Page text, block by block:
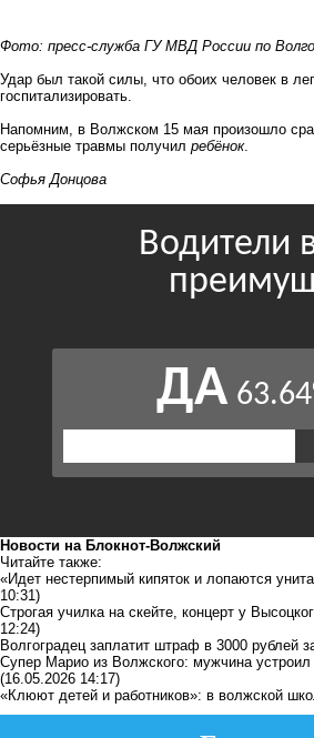
Фото: пресс-служба ГУ МВД России по
Удар был такой силы, что обоих человек в
госпитализировать.
Напомним, в Волжском 15 мая произошло
серьёзные травмы получил ребёнок.
Софья Донцова
Новости на Блoкнoт-Волжский
Читайте также:
«Идет нестерпимый кипяток и лопаются
10:31)
Строгая училка на скейте, концерт у
12:24)
Волгоградец заплатит штраф в 3000 рублей
Супер Марио из Волжского: мужчина
(16.05.2026 14:17)
«Клюют детей и работников»: в волжской